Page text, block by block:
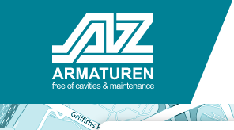
Azienda